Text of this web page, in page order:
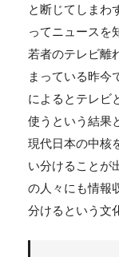
と断じてしまわ
ってニュースを
若者のテレビ離
まっている昨今
によるとテレビ
使うという結果
現代日本の中核
い分けることが
の人々にも情報
分けるという文